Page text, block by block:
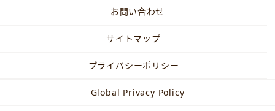
お問い合わせ
サイトマップ
プライバシーポリシー
Global Privacy Policy